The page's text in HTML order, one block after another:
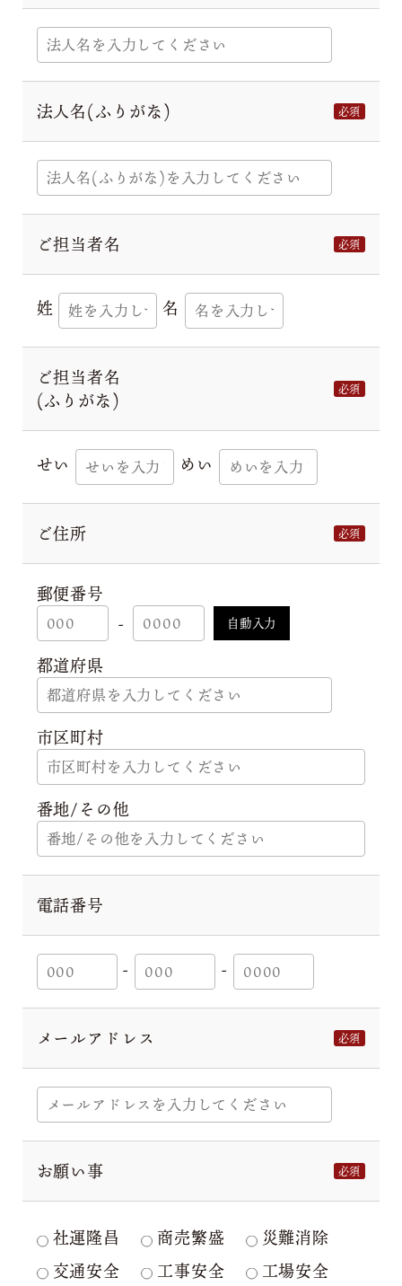
法人名(ふりがな) 必須
ご担当者名 必須
姓 名
ご担当者名
(ふりがな)
必須
せい めい
ご住所 必須
郵便番号
-
自動入力
都道府県
市区町村
番地/その他
電話番号
- -
メールアドレス 必須
お願い事 必須
社運隆昌 商売繁盛
災難消除
交通安全
工事安全
工場安全